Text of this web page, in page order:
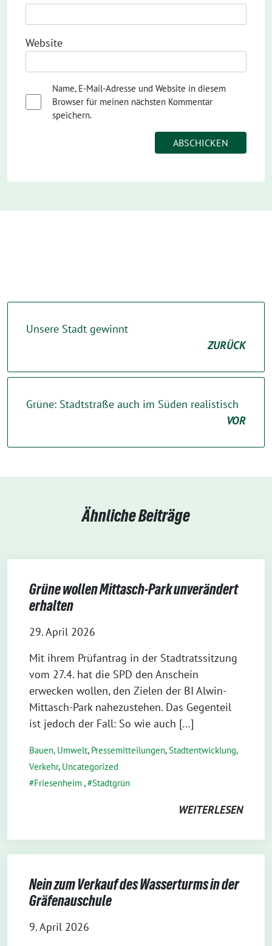
Website
Name, E-Mail-Adresse und Website in diesem
Browser für meinen nächsten Kommentar
speichern.
Unsere Stadt gewinnt
ZURÜCK
Grüne: Stadtstraße auch im Süden realistisch
VOR
Ähnliche Beiträge
Grüne wollen Mittasch-Park unverändert
erhalten
29. April 2026
Mit ihrem Prüfantrag in der Stadtratssitzung
vom 27.4. hat die SPD den Anschein
erwecken wollen, den Zielen der BI Alwin-
Mittasch-Park nahezustehen. Das Gegenteil
ist jedoch der Fall: So wie auch […]
Bauen, Umwelt, Pressemitteilungen,Stadtentwicklung,
Verkehr, Uncategorized
Friesenheim, Stadtgrün
WEITERLESEN
Nein zum Verkauf des Wasserturms in der
Gräfenauschule
9. April 2026